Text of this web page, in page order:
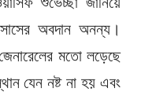
অবদান অনন্য।
মতো লড়েছে
যেন নষ্ট না হয় এবং